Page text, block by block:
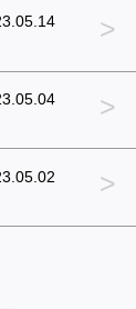
>
>
>